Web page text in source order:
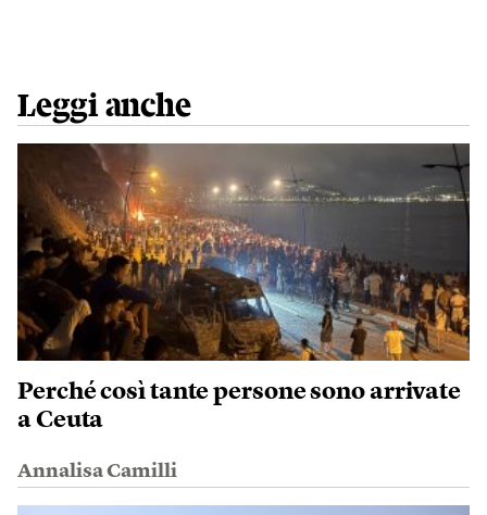
Leggi anche
Perché così tante persone sono arrivate
a Ceuta
Annalisa Camilli